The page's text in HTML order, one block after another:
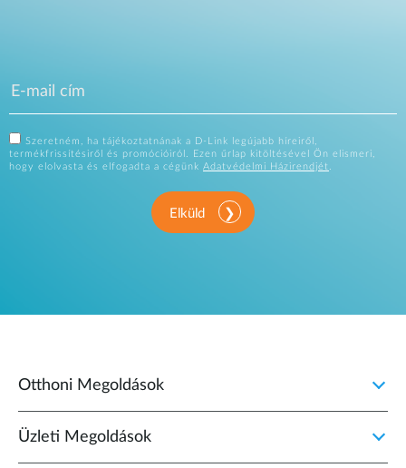
Szeretném, ha tájékoztatnának a D-Link legújabb híreiről,
termékfrissítésiről és promócióiról. Ezen űrlap kitöltésével Ön elismeri,
hogy elolvasta és elfogadta a cégünk Adatvédelmi Házirendjét.
Elküld
Otthoni Megoldások
Üzleti Megoldások